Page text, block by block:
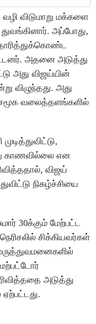
விடுமாறு மக்களை
அப்போது,
அதனை அடுத்து
அது விஜய்யின்
விழுந்தது. அது
வலைத்தளங்களில்
காணவில்லை என
விஜய்
நிகழ்ச்சியை
30க்கும் மேற்பட்ட
சிக்கியவர்கள்
அடுத்து
ஏற்பட்டது.